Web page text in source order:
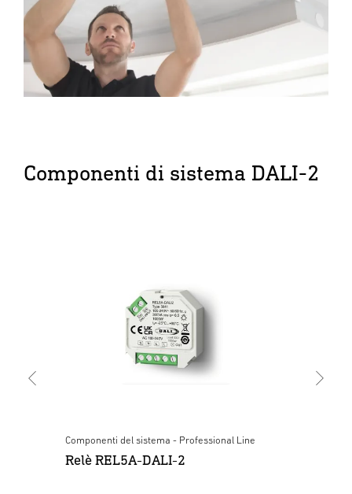
Componenti di sistema DALI-2
Componenti del sistema - Professional Line
Relè REL5A-DALI-2